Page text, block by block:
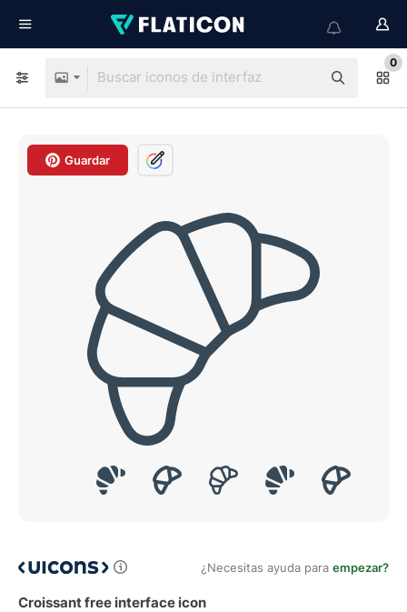
0
Guardar
¿Necesitas ayuda para empezar?
Croissant free interface icon